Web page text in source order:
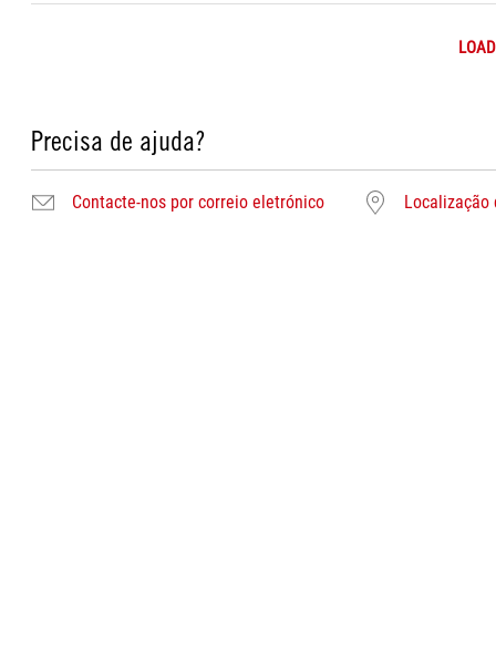
Precisa de ajuda?
Contacte-nos por correio eletrónico Localização